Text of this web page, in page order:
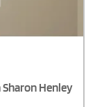
Henley